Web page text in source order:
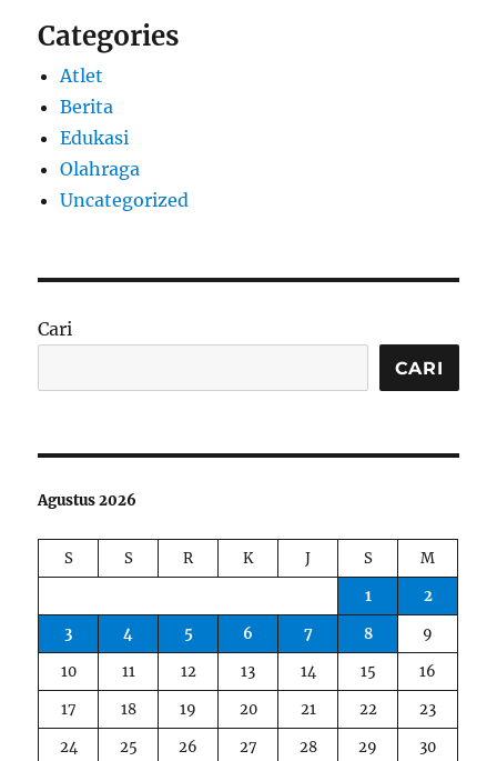
Categories
Atlet
Berita
Edukasi
Olahraga
Uncategorized
Cari
CARI
Agustus 2026
S S R K J S
M
1
2
3
4 5 6 7 8
9
10
11 12 13 14 15
16
17
18 19 20 21 22
23
24
25 26 27 28 29
30